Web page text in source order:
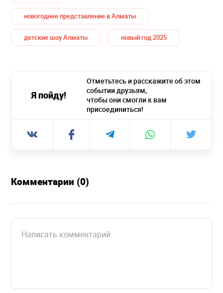
новогоднее представление в Алматы
детские шоу Алматы новый год 2025
Я пойду!
Отметьтесь и расскажите об этом
событии друзьям,
чтобы они смогли к вам
присоединиться!
Комментарии (0)